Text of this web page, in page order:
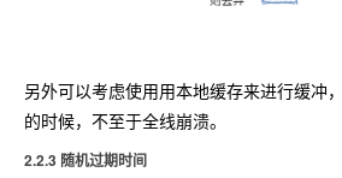
另外可以考虑使用用本地缓存来进行缓冲
的时候，不至于全线崩溃。
2.2.3 随机过期时间